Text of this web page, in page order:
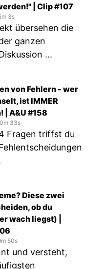
| Clip #107
3s
übersehen die
ganzen
...
von Fehlern - wer
ist IMMER
| A&U #158
33s
Fragen triffst du
Diese zwei
ob du
wach liegst) |
50s
und versteht,